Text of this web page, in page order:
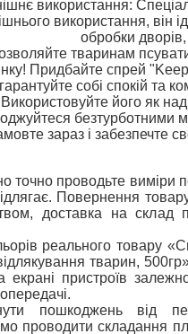
використання:
використання, він
обробки
тваринам
Придбайте спрей
гарантуйте собі спокій та
Використовуйте його як
безтурботними
зараз і забезпечте
точно проводьте виміри
Повернення
доставка на склад
реального товару
тварин,
екрані пристроїв
пошкоджень від
проводити складання